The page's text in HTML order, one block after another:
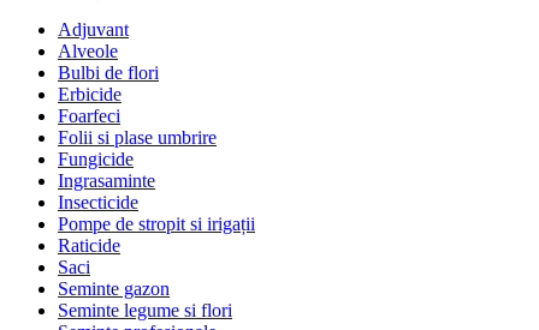
Adjuvant
Alveole
Bulbi de flori
Erbicide
Foarfeci
Folii si plase umbrire
Fungicide
Ingrasaminte
Insecticide
Pompe de stropit si irigații
Raticide
Saci
Seminte gazon
Seminte legume si flori